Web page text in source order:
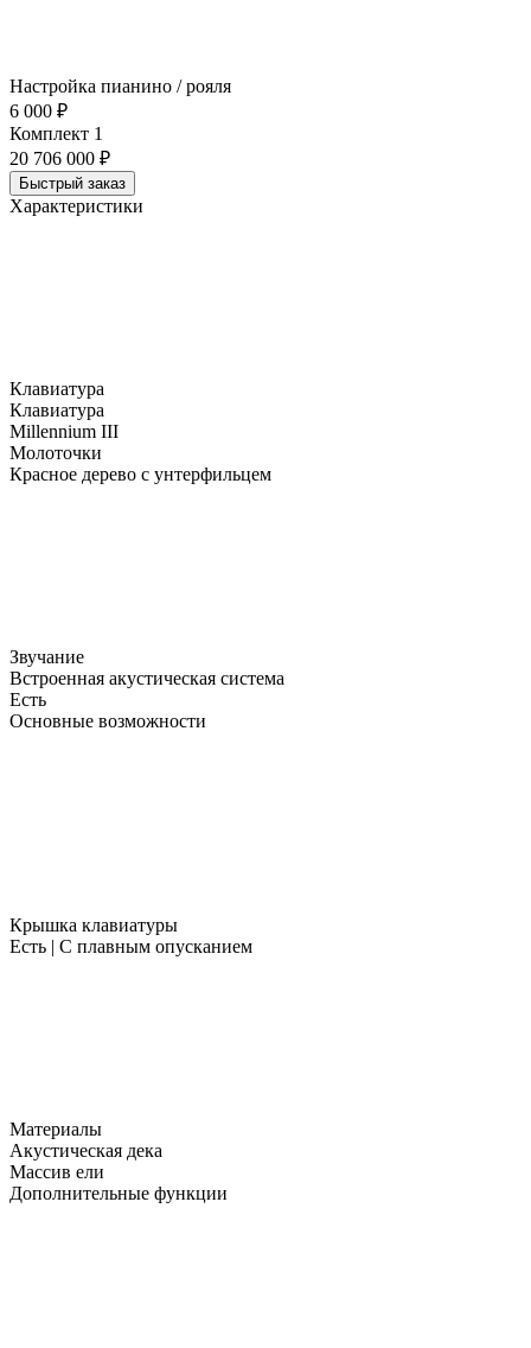
Настройка пианино / рояля
6 000 ₽
Комплект 1
20 706 000 ₽
Быстрый заказ
Характеристики
Клавиатура
Клавиатура
Millennium III
Молоточки
Красное дерево с унтерфильцем
Звучание
Встроенная акустическая система
Есть
Основные возможности
Крышка клавиатуры
Есть | С плавным опусканием
Материалы
Акустическая дека
Массив ели
Дополнительные функции